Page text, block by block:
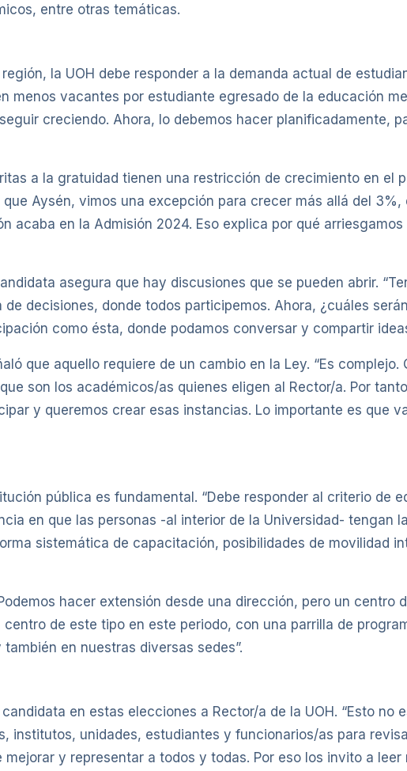
entre otras temáticas.
la UOH debe responder a la demanda actual de
menos vacantes por estudiante egresado de la educación
creciendo. Ahora, lo debemos hacer planificadamente,
a la gratuidad tienen una restricción de crecimiento en el
Aysén, vimos una excepción para crecer más allá del 3%,
acaba en la Admisión 2024. Eso explica por qué
asegura que hay discusiones que se pueden abrir.
decisiones, donde todos participemos. Ahora, ¿cuáles
como ésta, donde podamos conversar y compartir
que aquello requiere de un cambio en la Ley. “Es complejo.
son los académicos/as quienes eligen al Rector/a. Por
y queremos crear esas instancias. Lo importante es que
pública es fundamental. “Debe responder al criterio de
en que las personas -al interior de la Universidad- tengan
sistemática de capacitación, posibilidades de movilidad
hacer extensión desde una dirección, pero un centro
de este tipo en este periodo, con una parrilla de
en nuestras diversas sedes”.
en estas elecciones a Rector/a de la UOH. “Esto no
institutos, unidades, estudiantes y funcionarios/as para
y representar a todos y todas. Por eso los invito a leer